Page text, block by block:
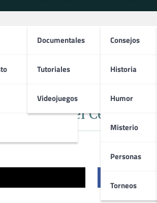
Documentales
Tutoriales
Videojuegos
Consejos
Historia
Humor
Misterio
Personas
Torneos
Justin Bieber
del Célebre